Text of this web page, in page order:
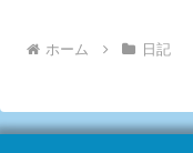
ホーム 日記